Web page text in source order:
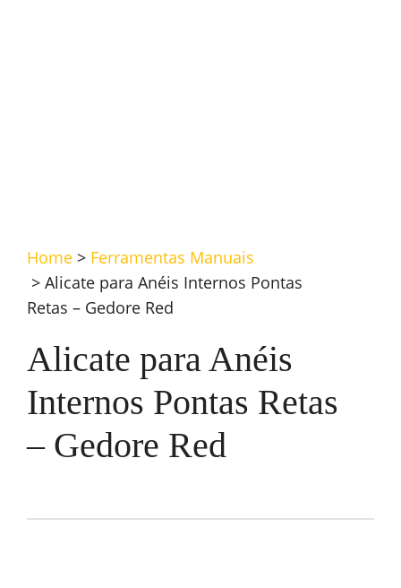
Home > Ferramentas Manuais
> Alicate para Anéis Internos Pontas
Retas – Gedore Red
Alicate para Anéis
Internos Pontas Retas
– Gedore Red